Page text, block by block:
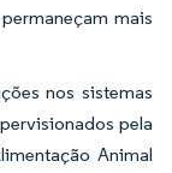
mais
nos sistemas
pela
Animal